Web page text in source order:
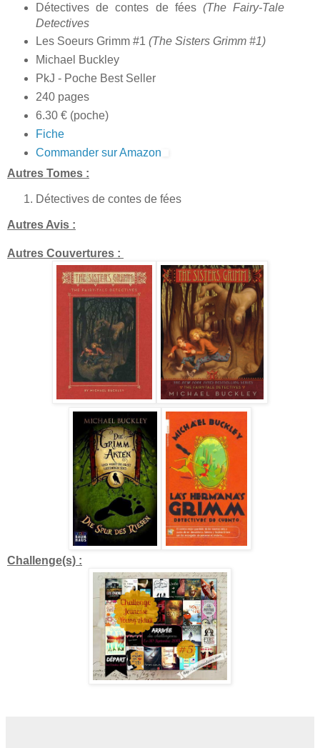
Détectives de contes de fées(The Fairy-Tale
Detectives
Les Soeurs Grimm #1 (The Sisters Grimm #1)
Michael Buckley
PkJ - Poche Best Seller
240 pages
6.30 € (poche)
Fiche
Commander sur Amazon
Autres Tomes :
Détectives de contes de fées
Autres Avis :
Autres Couvertures :
Challenge(s) :